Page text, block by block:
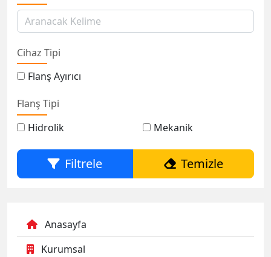
Cihaz Tipi
Flanş Ayırıcı
Flanş Tipi
Hidrolik
Mekanik
Filtrele Temizle
Anasayfa
Kurumsal